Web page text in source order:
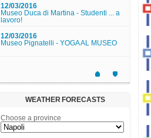
12/03/2016
Museo Duca di Martina - Studenti ... a
lavoro!
12/03/2016
Museo Pignatelli - YOGA AL MUSEO
06/06/2018
Presentazione libro "COLLEZIONE
01/06/2018
A piedi nudi nel parco (VI edizione)
WEATHER FORECASTS
Choose a province